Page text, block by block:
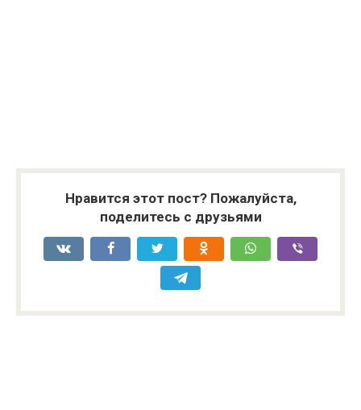
Нравится этот пост? Пожалуйста,
поделитесь с друзьями